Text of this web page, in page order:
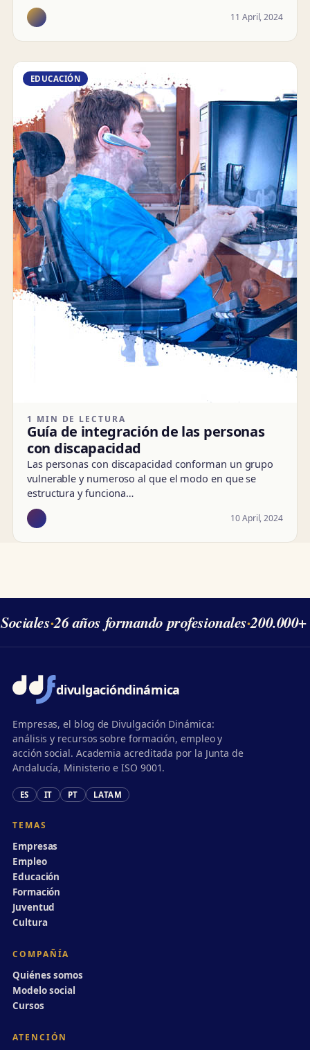
11 April, 2024
EDUCACIÓN
1 MIN DE LECTURA
Guía de integración de las personas
con discapacidad
Las personas con discapacidad conforman un grupo
vulnerable y numeroso al que el modo en que se
estructura y funciona…
10 April, 2024
·26 años formando profesionales·200.000+
divulgacióndinámica
Empresas, el blog de Divulgación Dinámica:
análisis y recursos sobre formación, empleo y
acción social. Academia acreditada por la Junta de
Andalucía, Ministerio e ISO 9001.
ES IT PT LATAM
TEMAS
Empresas
Empleo
Educación
Formación
Juventud
Cultura
COMPAÑÍA
Quiénes somos
Modelo social
Cursos
ATENCIÓN